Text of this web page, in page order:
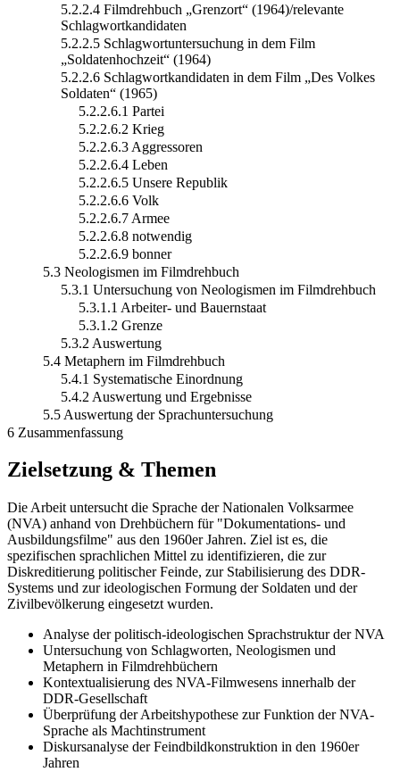
5.2.2.4 Filmdrehbuch „Grenzort“ (1964)/relevante
Schlagwortkandidaten
5.2.2.5 Schlagwortuntersuchung in dem Film
„Soldatenhochzeit“ (1964)
5.2.2.6 Schlagwortkandidaten in dem Film „Des Volkes
Soldaten“ (1965)
5.2.2.6.1 Partei
5.2.2.6.2 Krieg
5.2.2.6.3 Aggressoren
5.2.2.6.4 Leben
5.2.2.6.5 Unsere Republik
5.2.2.6.6 Volk
5.2.2.6.7 Armee
5.2.2.6.8 notwendig
5.2.2.6.9 bonner
5.3 Neologismen im Filmdrehbuch
5.3.1 Untersuchung von Neologismen im Filmdrehbuch
5.3.1.1 Arbeiter- und Bauernstaat
5.3.1.2 Grenze
5.3.2 Auswertung
5.4 Metaphern im Filmdrehbuch
5.4.1 Systematische Einordnung
5.4.2 Auswertung und Ergebnisse
5.5 Auswertung der Sprachuntersuchung
6 Zusammenfassung
Zielsetzung & Themen
Die Arbeit untersucht die Sprache der Nationalen Volksarmee
(NVA) anhand von Drehbüchern für "Dokumentations- und
Ausbildungsfilme" aus den 1960er Jahren. Ziel ist es, die
spezifischen sprachlichen Mittel zu identifizieren, die zur
Diskreditierung politischer Feinde, zur Stabilisierung des DDR-
Systems und zur ideologischen Formung der Soldaten und der
Zivilbevölkerung eingesetzt wurden.
Analyse der politisch-ideologischen Sprachstruktur der NVA
Untersuchung von Schlagworten, Neologismen und
Metaphern in Filmdrehbüchern
Kontextualisierung des NVA-Filmwesens innerhalb der
DDR-Gesellschaft
Überprüfung der Arbeitshypothese zur Funktion der NVA-
Sprache als Machtinstrument
Diskursanalyse der Feindbildkonstruktion in den 1960er
Jahren